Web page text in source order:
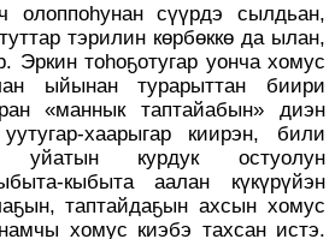
олоппоһунан сүүрдэ сылдьан,
тэрилин көрбөккө да ылан,
Эркин тоһоҕотугар уонча хомус
ыйынан турарыттан биири
«маннык таптайабын» диэн
хаарыгар киирэн, били
уйатын курдук остуолун
кыбыта аалан күкүрүйэн
таптайдаҕын ахсын хомус
хомус киэбэ тахсан истэ.